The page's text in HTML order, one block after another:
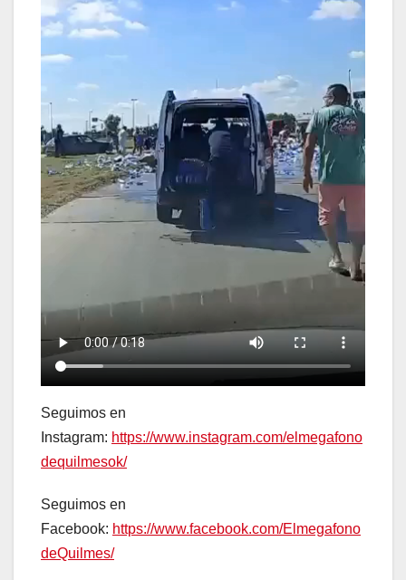
Seguimos en
Instagram: https://www.instagram.com/elmegafono
dequilmesok/
Seguimos en
Facebook: https://www.facebook.com/Elmegafono
deQuilmes/